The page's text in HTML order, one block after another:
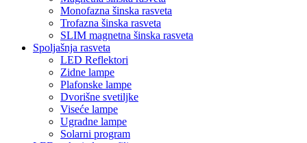
Monofazna šinska rasveta
Trofazna šinska rasveta
SLIM magnetna šinska rasveta
Spoljašnja rasveta
LED Reflektori
Zidne lampe
Plafonske lampe
Dvorišne svetiljke
Viseće lampe
Ugradne lampe
Solarni program